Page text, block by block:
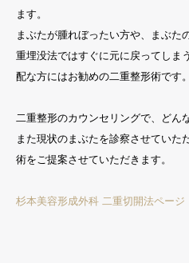
ます。
まぶたが腫れぼったい方や、まぶた
重埋没法ではすぐに元に戻ってしま
配な方にはお勧めの二重整形術です。
二重整形のカウンセリングで、どん
また現状のまぶたを診察させていた
術をご提案させていただきます。
杉本美容形成外科 二重切開法ページ